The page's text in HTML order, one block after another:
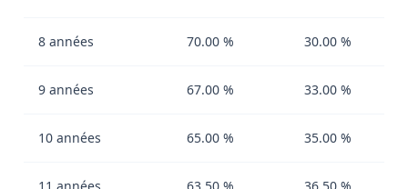
8 années 70.00 % 30.00 %
9 années 67.00 % 33.00 %
10 années 65.00 % 35.00 %